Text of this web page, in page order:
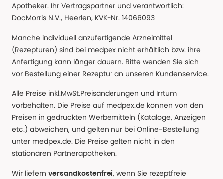
Apotheker. Ihr Vertragspartner und verantwortlich:
DocMorris N.V., Heerlen, KVK-Nr. 14066093
Manche individuell anzufertigende Arzneimittel
(Rezepturen) sind bei medpex nicht erhältlich bzw. ihre
Anfertigung kann länger dauern. Bitte wenden Sie sich
vor Bestellung einer Rezeptur an unseren Kundenservice.
Alle Preise inkl.MwSt.Preisänderungen und Irrtum
vorbehalten. Die Preise auf medpex.de können von den
Preisen in gedruckten Werbemitteln (Kataloge, Anzeigen
etc.) abweichen, und gelten nur bei Online-Bestellung
unter medpex.de. Die Preise gelten nicht in den
stationären Partnerapotheken.
Wir liefern versandkostenfrei, wenn Sie rezeptfreie